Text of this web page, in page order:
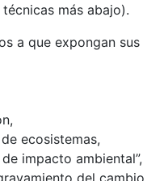
más abajo).
a que expongan sus
ecosistemas,
impacto ambiental”,
del cambio